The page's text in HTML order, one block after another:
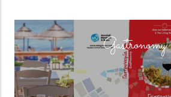
Gastronomy
(overlay)